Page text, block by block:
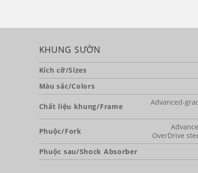
KHUNG SƯỜN
Kích cỡ/Sizes
Màu sắc/Colors
Chất liệu khung/Frame
Advanced-
Phuộc/Fork
OverDrive
Phuộc sau/Shock Absorber